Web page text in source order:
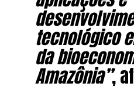
tecnológico
da
Amazônia”,